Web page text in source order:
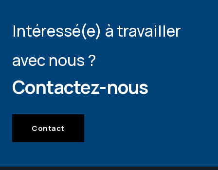
Intéressé(e) à travailler
avec nous ?
Contactez-nous
Contact